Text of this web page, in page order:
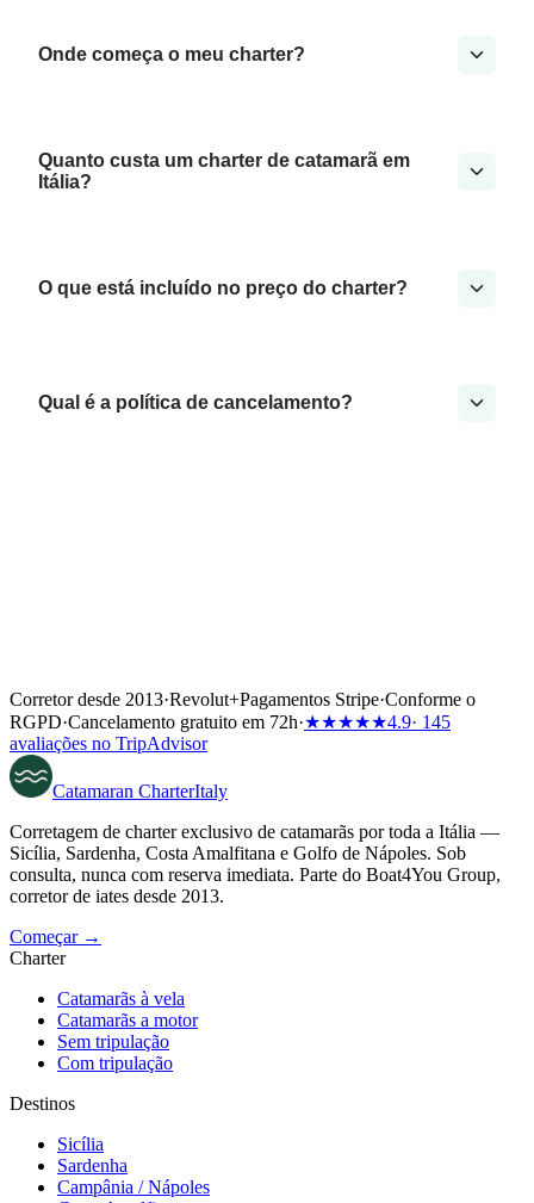
Onde começa o meu charter?
Quanto custa um charter de catamarã em
Itália?
O que está incluído no preço do charter?
Qual é a política de cancelamento?
Corretor desde 2013·Revolut+Pagamentos Stripe·Conforme o
RGPD·Cancelamento gratuito em 72h·★★★★★4.9· 145
avaliações no TripAdvisor
Catamaran CharterItaly
Corretagem de charter exclusivo de catamarãs por toda a Itália —
Sicília, Sardenha, Costa Amalfitana e Golfo de Nápoles. Sob
consulta, nunca com reserva imediata. Parte do Boat4You Group,
corretor de iates desde 2013.
Começar →
Charter
Catamarãs à vela
Catamarãs a motor
Sem tripulação
Com tripulação
Destinos
Sicília
Sardenha
Campânia / Nápoles